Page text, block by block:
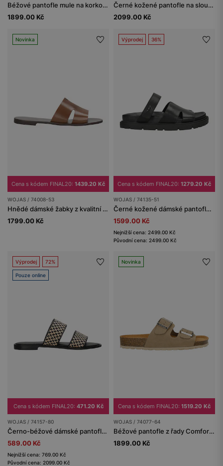
Béžové pantofle mule na korkové podrážce
1899.00 Kč
Černé kožené pantofle na sloupkovém podpatku a platformě
2099.00 Kč
Novinka
Cena s kódem FINAL20: 1439.20 Kč
WOJAS / 74008-53
Hnědé dámské žabky z kvalitní hladké kůže
1799.00 Kč
Výprodej 36%
Cena s kódem FINAL20: 1279.20 Kč
WOJAS / 74135-51
Černé kožené dámské pantofle na ploché podrážce
1599.00 Kč
Nejnižší cena: 2499.00 Kč
Původní cena: 2499.00 Kč
Výprodej 72%
Pouze online
Cena s kódem FINAL20: 471.20 Kč
WOJAS / 74157-80
Černo-béžové dámské pantofle z lícové kůže s pleteninou z rafie
589.00 Kč
Nejnižší cena: 769.00 Kč
Původní cena: 2099.00 Kč
Novinka
Cena s kódem FINAL20: 1519.20 Kč
WOJAS / 74077-64
Béžové pantofle z řady Comfort na korkové podrážce
1899.00 Kč